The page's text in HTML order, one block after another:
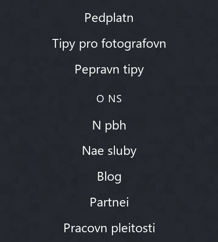
Pedplatn
Tipy pro fotografovn
Pepravn tipy
O NS
N pbh
Nae sluby
Blog
Partnei
Pracovn pleitosti